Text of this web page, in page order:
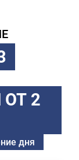
ОТ 2
дня